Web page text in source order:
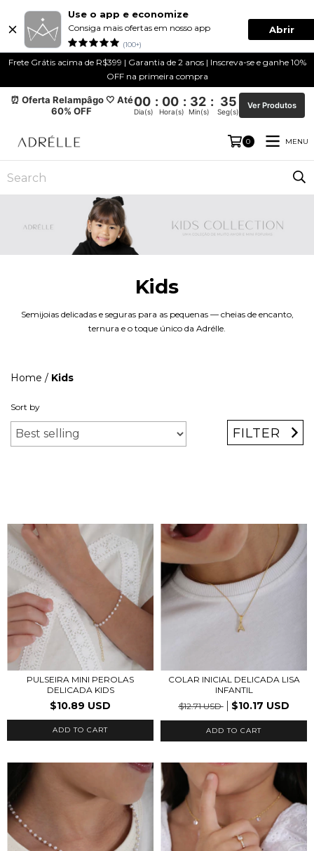
Use o app e economize
Consiga mais ofertas em nosso app
(100+)
Abrir
Frete Grátis acima de R$399 | Garantia de 2 anos | Inscreva-se e ganhe 10%
OFF na primeira compra
⏰ Oferta Relampâgo 🤍 Até
60% OFF
00 : 00 : 32 : 34
Dia(s) Hora(s) Min(s) Seg(s)
Ver Produtos
0 MENU
Kids
Semijoias delicadas e seguras para as pequenas — cheias de encanto,
ternura e o toque único da Adrélle.
Home / Kids
Sort by
FILTER
PULSEIRA MINI PEROLAS
DELICADA KIDS
$10.89 USD
COLAR INICIAL DELICADA LISA
INFANTIL
$12.71 USD
$10.17 USD
ADD TO CART